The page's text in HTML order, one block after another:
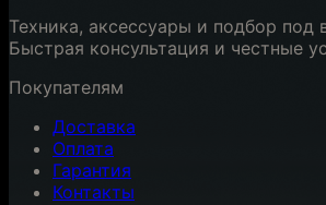
Техника, аксессуары и подбор под
Быстрая консультация и честные
Покупателям
Доставка
Оплата
Гарантия
Контакты